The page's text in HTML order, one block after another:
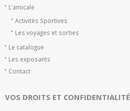
L’amicale
Activités Sportives
Les voyages et sorties
Le catalogue
Les exposants
Contact
VOS DROITS ET CONFIDENTIALITÉ